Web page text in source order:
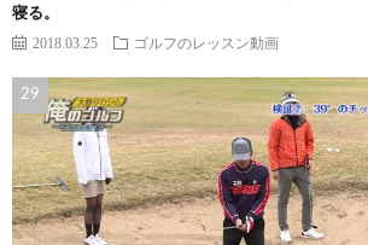
寝る。
2018.03.25 ゴルフのレッスン動画